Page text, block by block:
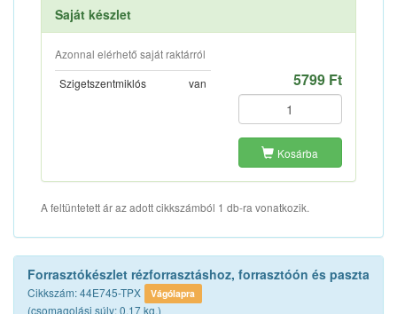
Saját készlet
Azonnal elérhető saját raktárról
Szigetszentmiklós
van 5799 Ft
Kosárba
A feltüntetett ár az adott cikkszámból 1 db-ra vonatkozik.
Forrasztókészlet rézforrasztáshoz, forrasztóón és paszta
Cikkszám: 44E745-TPX Vágólapra
(csomagolási súly: 0.17 kg.)